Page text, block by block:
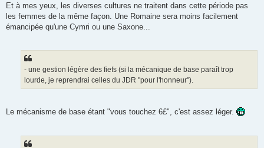
Et à mes yeux, les diverses cultures ne traitent dans cette période pas
les femmes de la même façon. Une Romaine sera moins facilement
émancipée qu'une Cymri ou une Saxone...
- une gestion légère des fiefs (si la mécanique de base paraît trop
lourde, je reprendrai celles du JDR "pour l'honneur").
Le mécanisme de base étant "vous touchez 6£", c'est assez léger.